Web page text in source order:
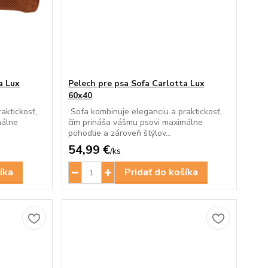
Lux
Pelech pre psa Sofa Carlotta Lux
60x40
Sofa kombinuje eleganciu a praktickosť,
čím prináša vášmu psovi maximálne
pohodlie a zároveň štýlov...
54,99 €/ks
Pridať do košíka